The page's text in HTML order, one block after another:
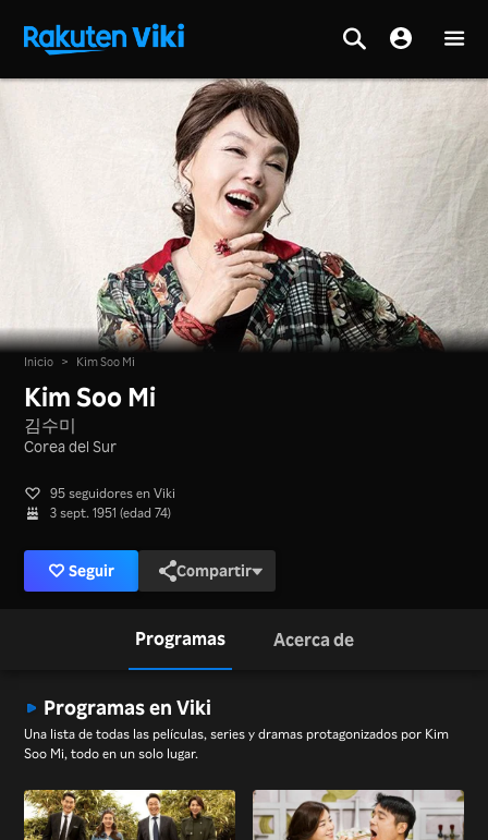
Inicio > Kim Soo Mi
Kim Soo Mi
김수미
Corea del Sur
95 seguidores en Viki
3 sept. 1951 (edad 74)
Seguir Compartir
Programas Acerca de
Programas en Viki
Una lista de todas las películas, series y dramas protagonizados por Kim
Soo Mi, todo en un solo lugar.